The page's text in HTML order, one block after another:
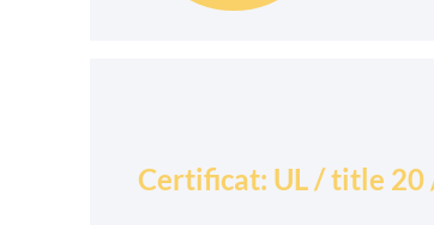
Certificat: UL / title 20